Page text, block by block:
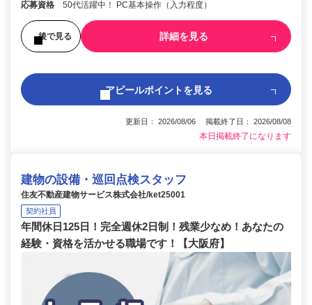
応募資格 50代活躍中！ PC基本操作（入力程度）
後で見る 詳細を見る
アピールポイントを見る
更新日： 2026/08/06 掲載終了日： 2026/08/08
本日掲載終了になります
建物の設備・巡回点検スタッフ
住友不動産建物サービス株式会社/ket25001
契約社員
年間休日125日！完全週休2日制！残業少なめ！あなたの
経験・資格を活かせる職場です！【大阪府】